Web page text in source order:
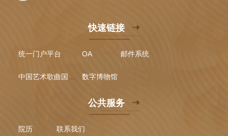
快速链接
统一门户平台 OA 邮件系统
中国艺术歌曲国际声乐比赛 数字博物馆
公共服务
院历 联系我们